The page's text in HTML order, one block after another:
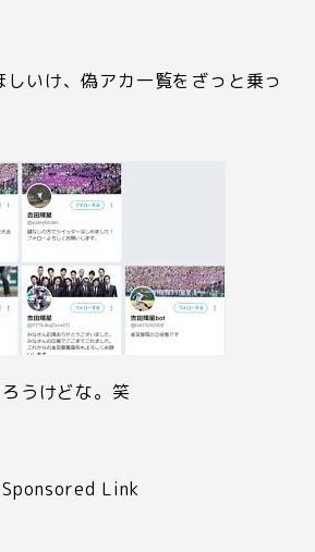
いけ、偽アカ一覧をざっと乗っ
うけどな。笑
Sponsored Link